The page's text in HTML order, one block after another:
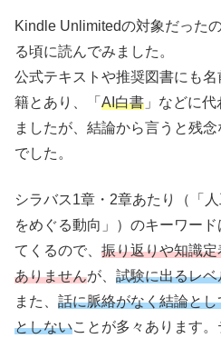
Kindle Unlimitedの対象だった
る頃に読んでみました。
公式テキストや推奨図書にも名
籍とあり、「 AI白書 」などに
ましたが、結論から言うと残
でした。
シラバス1章・2章あたり（「
をめぐる動向」）のキーワー
てくるので、 振り返りや知識
ありませんが、 試験に出るレ
また、 話に脈絡がなく結論と
としないことが多々あります